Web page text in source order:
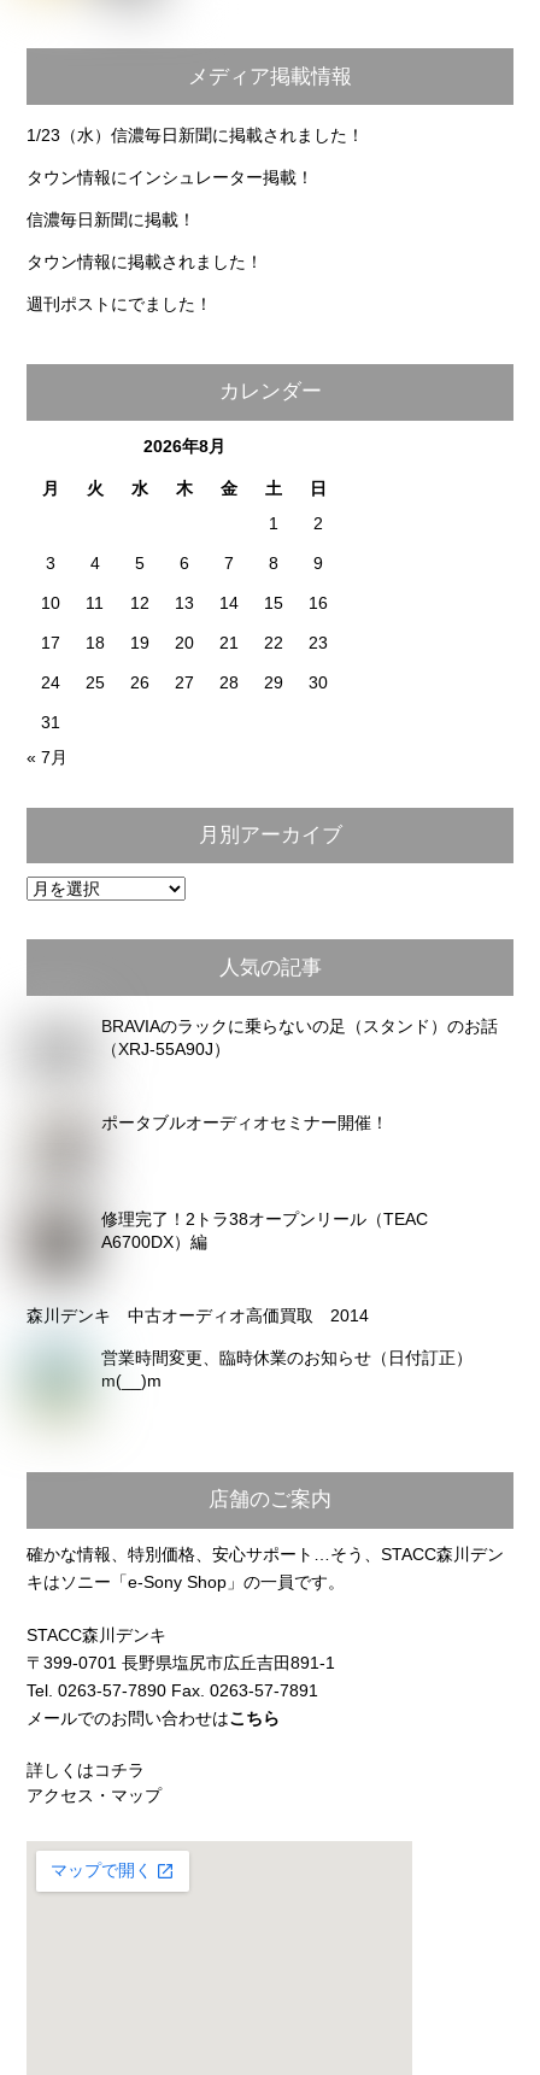
メディア掲載情報
1/23（水）信濃毎日新聞に掲載されました！
タウン情報にインシュレーター掲載！
信濃毎日新聞に掲載！
タウン情報に掲載されました！
週刊ポストにでました！
カレンダー
2026年8月
月 火 水 木 金 土
日
1
2
3 4 5 6 7 8 9
10 11 12 13 14 15 16
17 18 19 20 21 22 23
24 25 26 27 28 29 30
31
« 7月
月別アーカイブ
月
ア
カ
人気の記事
BRAVIAのラックに乗らないの足（スタンド）のお話
（XRJ-55A90J）
ポータブルオーディオセミナー開催！
修理完了！2トラ38オープンリール（TEAC
A6700DX）編
森川デンキ 中古オーディオ高価買取 2014
営業時間変更、臨時休業のお知らせ（日付訂正）
m(__)m
店舗のご案内
確かな情報、特別価格、安心サポート…そう、STACC森川デン
キはソニー「e-Sony Shop」の一員です。
STACC森川デンキ
〒399-0701 長野県塩尻市広丘吉田891-1
Tel. 0263-57-7890 Fax. 0263-57-7891
メールでのお問い合わせはこちら
詳しくはコチラ
アクセス・マップ